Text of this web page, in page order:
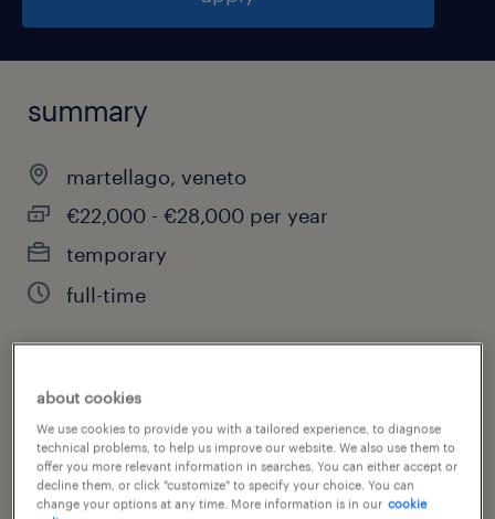
summary
martellago, veneto
€22,000 - €28,000 per year
temporary
full-time
job category
other
about cookies
We use cookies to provide you with a tailored experience, to diagnose
technical problems, to help us improve our website. We also use them to
offer you more relevant information in searches. You can either accept or
decline them, or click "customize" to specify your choice. You can
change your options at any time. More information is in our cookie